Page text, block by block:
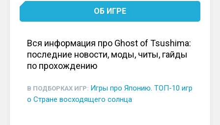
ОБ ИГРЕ
Вся информация про Ghost of Tsushima:
последние новости, моды, читы, гайды
по прохождению
В ПОДБОРКАХ ИГР: Игры про Японию. ТОП-10 игр
о Стране восходящего солнца